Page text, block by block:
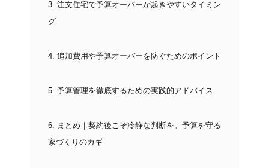
3. 注文住宅で予算オーバーが起きやすいタイミン
グ
4. 追加費用や予算オーバーを防ぐためのポイント
5. 予算管理を徹底するための実践的アドバイス
6. まとめ｜契約後こそ冷静な判断を。予算を守る
家づくりのカギ